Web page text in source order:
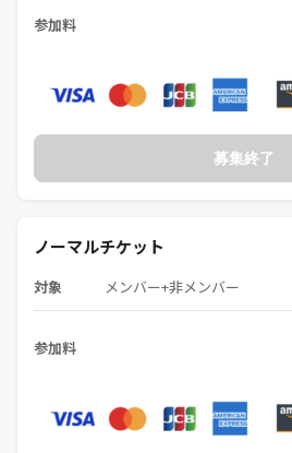
参加料
募集終了
ノーマルチケット
対象 メンバー+非メンバー
参加料